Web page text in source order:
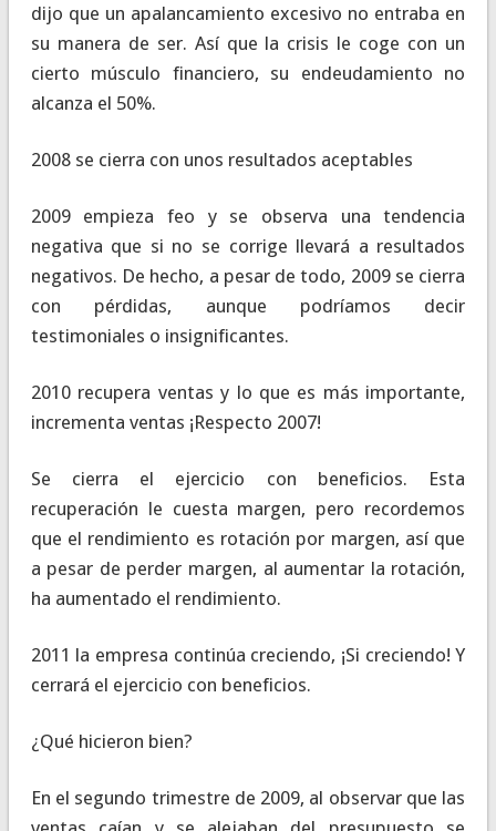
dijo que un apalancamiento excesivo no entraba en
su manera de ser. Así que la crisis le coge con un
cierto músculo financiero, su endeudamiento no
alcanza el 50%.
2008 se cierra con unos resultados aceptables
2009 empieza feo y se observa una tendencia
negativa que si no se corrige llevará a resultados
negativos. De hecho, a pesar de todo, 2009 se cierra
con pérdidas, aunque podríamos decir
testimoniales o insignificantes.
2010 recupera ventas y lo que es más importante,
incrementa ventas ¡Respecto 2007!
Se cierra el ejercicio con beneficios. Esta
recuperación le cuesta margen, pero recordemos
que el rendimiento es rotación por margen, así que
a pesar de perder margen, al aumentar la rotación,
ha aumentado el rendimiento.
2011 la empresa continúa creciendo, ¡Si creciendo! Y
cerrará el ejercicio con beneficios.
¿Qué hicieron bien?
En el segundo trimestre de 2009, al observar que las